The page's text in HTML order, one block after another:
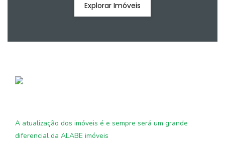
Explorar Imóveis
A atualização dos imóveis é e sempre será um grande
diferencial da ALABE imóveis